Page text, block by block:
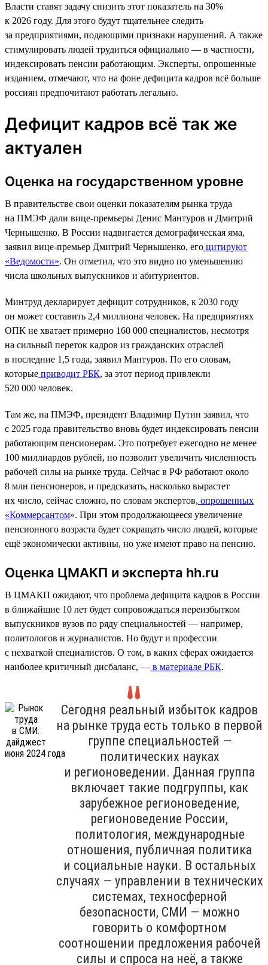
Власти ставят задачу снизить этот показатель на 30%
к 2026 году. Для этого будут тщательнее следить
за предприятиями, подающими признаки нарушений. А также
стимулировать людей трудиться официально — в частности,
индексировать пенсии работающим. Эксперты, опрошенные
изданием, отмечают, что на фоне дефицита кадров всё больше
россиян предпочитают работать легально.
Дефицит кадров всё так же
актуален
Оценка на государственном уровне
В правительстве свои оценки показателям рынка труда
на ПМЭФ дали вице-премьеры Денис Мантуров и Дмитрий
Чернышенко. В России надвигается демографическая яма,
заявил вице-премьер Дмитрий Чернышенко, его цитируют
«Ведомости». Он отметил, что это видно по уменьшению
числа школьных выпускников и абитуриентов.
Минтруд декларирует дефицит сотрудников, к 2030 году
он может составить 2,4 миллиона человек. На предприятиях
ОПК не хватает примерно 160 000 специалистов, несмотря
на сильный переток кадров из гражданских отраслей
в последние 1,5 года, заявил Мантуров. По его словам,
которые приводит РБК, за этот период привлекли
520 000 человек.
Там же, на ПМЭФ, президент Владимир Путин заявил, что
с 2025 года правительство вновь будет индексировать пенсии
работающим пенсионерам. Это потребует ежегодно не менее
100 миллиардов рублей, но позволит увеличить численность
рабочей силы на рынке труда. Сейчас в РФ работают около
8 млн пенсионеров, и предсказать, насколько вырастет
их число, сейчас сложно, по словам экспертов, опрошенных
«Коммерсантом». При этом продолжающееся увеличение
пенсионного возраста будет сокращать число людей, которые
ещё экономически активны, но уже имеют право на пенсию.
Оценка ЦМАКП и эксперта hh.ru
В ЦМАКП ожидают, что проблема дефицита кадров в России
в ближайшие 10 лет будет сопровождаться переизбытком
выпускников вузов по ряду специальностей — например,
политологов и журналистов. Но будут и профессии
с нехваткой специалистов. О том, в каких сферах ожидается
наиболее критичный дисбаланс, — в материале РБК.
Сегодня реальный избыток кадров
на рынке труда есть только в первой
группе специальностей —
политических науках
и регионоведении. Данная группа
включает такие подгруппы, как
зарубежное регионоведение,
регионоведение России,
политология, международные
отношения, публичная политика
и социальные науки. В остальных
случаях — управлении в технических
системах, техносферной
безопасности, СМИ — можно
говорить о комфортном
соотношении предложения рабочей
силы и спроса на неё, а также